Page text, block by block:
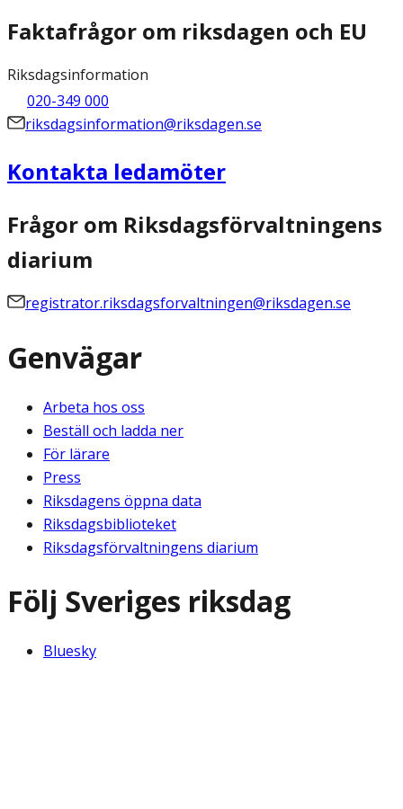
Faktafrågor om riksdagen och EU
Riksdagsinformation
020-349 000
riksdagsinformation@riksdagen.se
Kontakta ledamöter
Frågor om Riksdagsförvaltningens
diarium
registrator.riksdagsforvaltningen@riksdagen.se
Genvägar
Arbeta hos oss
Beställ och ladda ner
För lärare
Press
Riksdagens öppna data
Riksdagsbiblioteket
Riksdagsförvaltningens diarium
Följ Sveriges riksdag
Bluesky